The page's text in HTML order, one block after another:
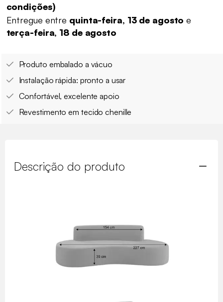
condições)
Entregue entre quinta-feira, 13 de agostoe
terça-feira, 18 de agosto
Produto embalado a vácuo
Instalação rápida: pronto a usar
Confortável, excelente apoio
Revestimento em tecido chenille
Descrição do produto